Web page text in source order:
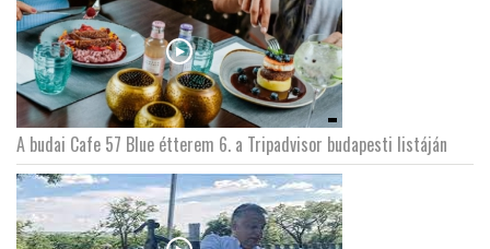
A budai Cafe 57 Blue étterem 6. a Tripadvisor budapesti listáján